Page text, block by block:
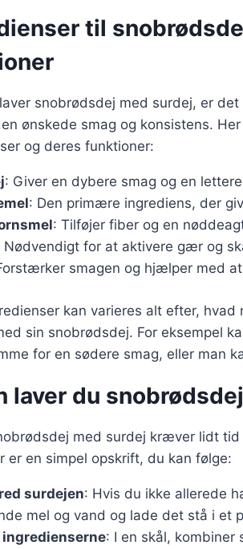
til
snobrødsdej med surdej, er
ønskede smag og konsistens.
og deres funktioner:
: Giver en dybere smag og en
: Den primære ingrediens, der
: Tilføjer fiber og en
Nødvendigt for at aktivere gær og
smagen og hjælper med
kan varieres alt efter,
sin snobrødsdej. For eksempel
for en sødere smag, eller man
laver du
med surdej kræver lidt
er en simpel opskrift, du kan følge:
surdejen: Hvis du ikke allerede
mel og vand og lade det stå i et
ingredienserne: I en skål, kombiner